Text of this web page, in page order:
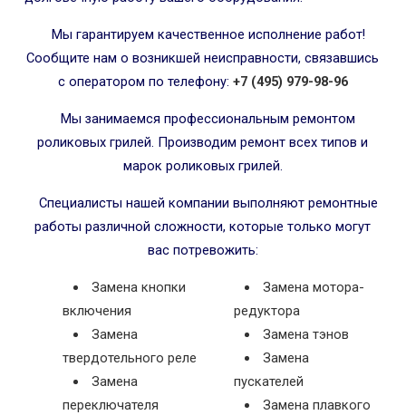
Мы гарантируем качественное исполнение работ!
Сообщите нам о возникшей неисправности, связавшись
с оператором по телефону: +7 (495) 979-98-96
Мы занимаемся профессиональным ремонтом
роликовых грилей. Производим ремонт всех типов и
марок роликовых грилей.
Специалисты нашей компании выполняют ремонтные
работы различной сложности, которые только могут
вас потревожить:
Замена кнопки
включения
Замена
твердотельного реле
Замена
переключателя
Замена мотора-
редуктора
Замена тэнов
Замена
пускателей
Замена плавкого